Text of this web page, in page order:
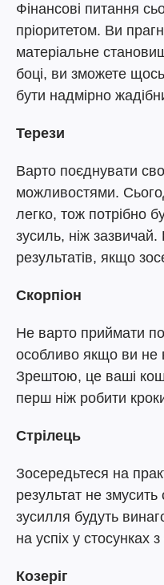
Фінансові питання
пріоритетом. Ви
матеріальне
боці, ви зможете
бути надмірно
Терези
Варто поєднувати
можливостями.
легко, тож потрібно
зусиль, ніж
результатів, якщо
Скорпіон
Не варто приймати
особливо якщо ви не
Зрештою, це ваші
перш ніж робити
Стрілець
Зосередьтеся на
результат не
зусилля будуть
на успіх у стосунках
Козеріг